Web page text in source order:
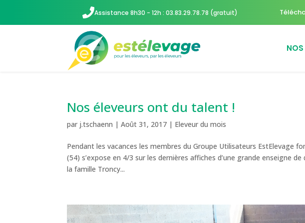
Assistance 8h30 - 12h : 03.83.29.78.78 (gratuit)
NOS
Nos éleveurs ont du talent !
par j.tschaenn |Août 31, 2017 | Eleveur du mois
Pendant les vacances les membres du Groupe Utilisateurs EstElevage
(54) s’expose en 4/3 sur les dernières affiches d’une grande enseigne
la famille Troncy...